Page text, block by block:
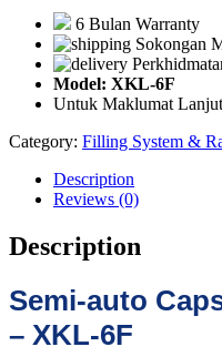
6 Bulan Warranty
Sokongan
Model: XKL-6F
Untuk Maklumat
Category: Filling System &
Description
Reviews (0)
Description
Semi-auto
– XKL-6F